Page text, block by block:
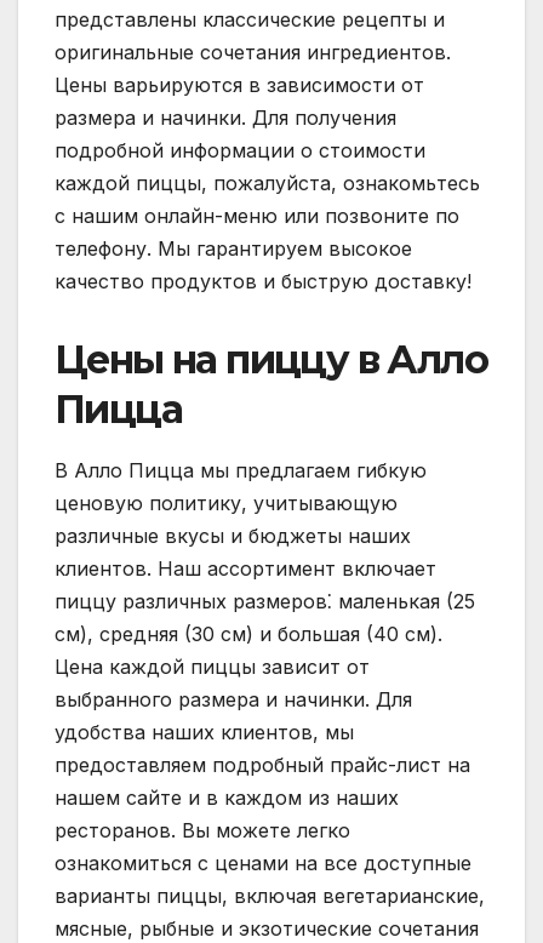
представлены классические рецепты и
оригинальные сочетания ингредиентов.
Цены варьируются в зависимости от
размера и начинки. Для получения
подробной информации о стоимости
каждой пиццы, пожалуйста, ознакомьтесь
с нашим онлайн-меню или позвоните по
телефону. Мы гарантируем высокое
качество продуктов и быструю доставку!
Цены на пиццу в Алло
Пицца
В Алло Пицца мы предлагаем гибкую
ценовую политику, учитывающую
различные вкусы и бюджеты наших
клиентов. Наш ассортимент включает
пиццу различных размеров⁚ маленькая (25
см), средняя (30 см) и большая (40 см).
Цена каждой пиццы зависит от
выбранного размера и начинки. Для
удобства наших клиентов, мы
предоставляем подробный прайс-лист на
нашем сайте и в каждом из наших
ресторанов. Вы можете легко
ознакомиться с ценами на все доступные
варианты пиццы, включая вегетарианские,
мясные, рыбные и экзотические сочетания